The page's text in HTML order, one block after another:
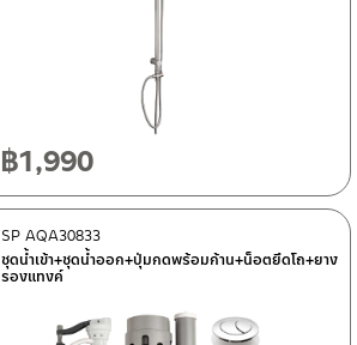
฿1,990
ชุดน้ำเข้า+ชุดน้ำออก+ปุ่มกดพร้อมก้าน+น็อตยึดโถ+ยาง
รองแทงค์
SP AQA30833